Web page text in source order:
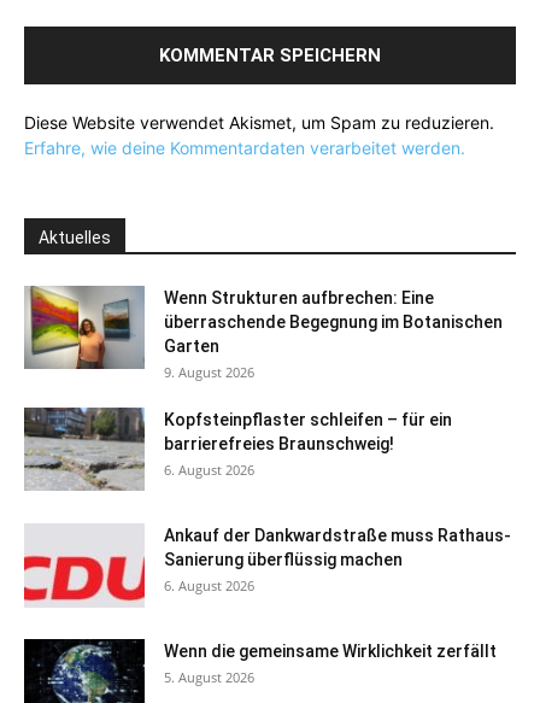
Diese Website verwendet Akismet, um Spam zu reduzieren.
Erfahre, wie deine Kommentardaten verarbeitet werden.
Aktuelles
Wenn Strukturen aufbrechen: Eine
überraschende Begegnung im Botanischen
Garten
9. August 2026
Kopfsteinpflaster schleifen – für ein
barrierefreies Braunschweig!
6. August 2026
Ankauf der Dankwardstraße muss Rathaus-
Sanierung überflüssig machen
6. August 2026
Wenn die gemeinsame Wirklichkeit zerfällt
5. August 2026